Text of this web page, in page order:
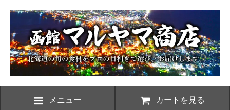
メニュー カートを見る